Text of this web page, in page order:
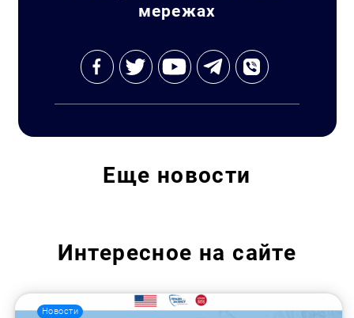
мережах
Еще новости
Интересное на сайте
Новости